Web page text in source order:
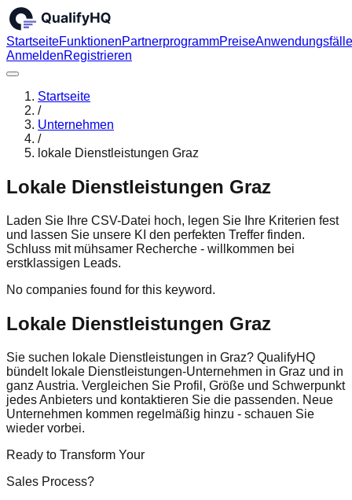
StartseiteFunktionenPartnerprogrammPreiseAnwendungsfälle
AnmeldenRegistrieren
Startseite
/
Unternehmen
/
lokale Dienstleistungen Graz
Lokale Dienstleistungen Graz
Laden Sie Ihre CSV-Datei hoch, legen Sie Ihre Kriterien fest
und lassen Sie unsere KI den perfekten Treffer finden.
Schluss mit mühsamer Recherche - willkommen bei
erstklassigen Leads.
No companies found for this keyword.
Lokale Dienstleistungen Graz
Sie suchen lokale Dienstleistungen in Graz? QualifyHQ
bündelt lokale Dienstleistungen-Unternehmen in Graz und in
ganz Austria. Vergleichen Sie Profil, Größe und Schwerpunkt
jedes Anbieters und kontaktieren Sie die passenden. Neue
Unternehmen kommen regelmäßig hinzu - schauen Sie
wieder vorbei.
Ready to Transform Your
Sales Process?